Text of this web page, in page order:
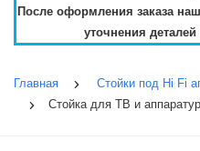
После оформления заказа
уточнения
Главная
Стойки под Hi Fi
Стойка для ТВ и